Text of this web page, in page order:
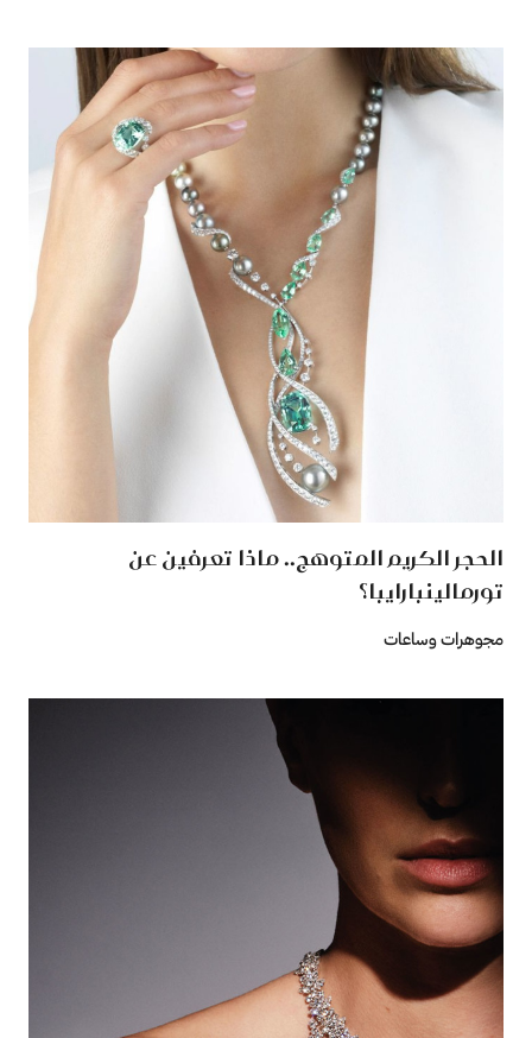
الحجر الكريم المتوهج.. ماذا تعرفين عن
تورمالينبارايبا؟
مجوهرات وساعات